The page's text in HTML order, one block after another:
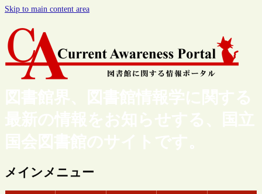
Skip to main content area
図書館界、図書館情報学に関する
最新の情報をお知らせする、国立
国会図書館のサイトです。
メインメニュー